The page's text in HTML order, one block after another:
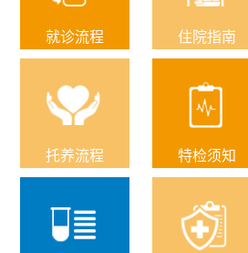
就诊流程 住院指南
托养流程 特检须知